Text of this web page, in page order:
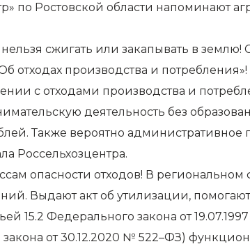
по Ростовской области напоминают
сжигать или закапывать в
отходах производства и
с отходами производства и
деятельность без
Также вероятно административное
Россельхозцентра.
опасности отходов! В
Выдают акт об утилизации,
15.2 Федерального закона от
от 30.12.2020 № 522–ФЗ)